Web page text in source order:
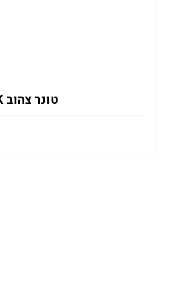
טונר צהוב HP 213Y W2132Y 12K